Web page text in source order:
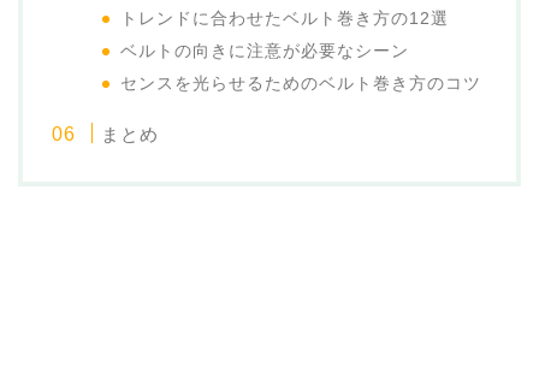
トレンドに合わせたベルト巻き方の12選
ベルトの向きに注意が必要なシーン
センスを光らせるためのベルト巻き方のコツ
まとめ